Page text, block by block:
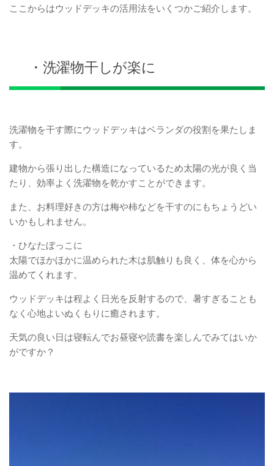
ここからはウッドデッキの活用法をいくつかご紹介します。
・洗濯物干しが楽に
洗濯物を干す際にウッドデッキはベランダの役割を果たしま
す。
建物から張り出した構造になっているため太陽の光が良く当
たり、効率よく洗濯物を乾かすことができます。
また、お料理好きの方は梅や柿などを干すのにもちょうどい
いかもしれません。
・ひなたぼっこに
太陽でほかほかに温められた木は肌触りも良く、体を心から
温めてくれます。
ウッドデッキは程よく日光を反射するので、暑すぎることも
なく心地よいぬくもりに癒されます。
天気の良い日は寝転んでお昼寝や読書を楽しんでみてはいか
がですか？